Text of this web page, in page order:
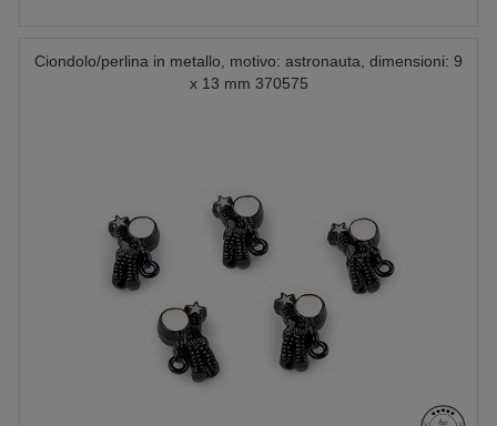
Ciondolo/perlina in metallo, motivo: astronauta, dimensioni: 9
x 13 mm 370575